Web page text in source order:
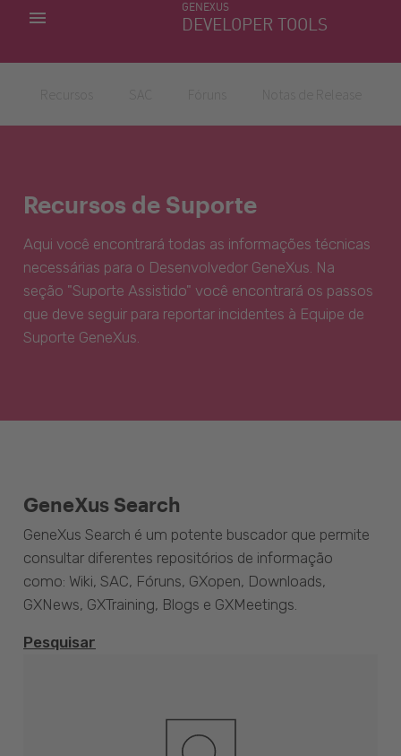
GENEXUS
DEVELOPER TOOLS
MINHAS APLICACÕES
Recursos de Suporte
Aqui você encontrará todas as informações técnicas
necessárias para o Desenvolvedor GeneXus. Na
seção "Suporte Assistido" você encontrará os passos
que deve seguir para reportar incidentes à Equipe de
Suporte GeneXus.
GeneXus Search
GeneXus Search é um potente buscador que permite
consultar diferentes repositórios de informação
como: Wiki, SAC, Fóruns, GXopen, Downloads,
GXNews, GXTraining, Blogs e GXMeetings.
Pesquisar